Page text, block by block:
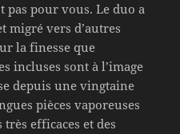
pas pour vous. Le duo a
migré vers d’autres
la finesse que
incluses sont à l’image
depuis une vingtaine
pièces vaporeuses
efficaces et des